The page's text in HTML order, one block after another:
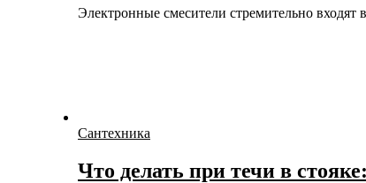
Электронные смесители стремительно
Сантехника
Что делать при течи в